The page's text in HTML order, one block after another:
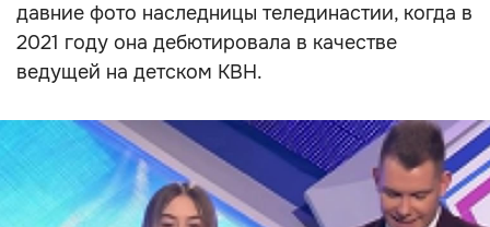
давние фото наследницы телединастии, когда в
2021 году она дебютировала в качестве
ведущей на детском КВН.